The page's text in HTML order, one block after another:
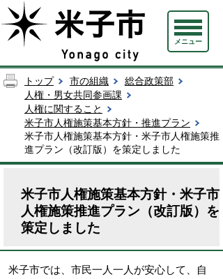
メニュー
トップ 市の組織
総合政策部
人権・男女共同参画課
人権に関すること
米子市人権施策基本方針・推進プラン
米子市人権施策基本方針・米子市人権施策推
進プラン（改訂版）を策定しました
米子市人権施策基本方針・米子市
人権施策推進プラン（改訂版）を
策定しました
米子市では、市民一人一人が安心して、自